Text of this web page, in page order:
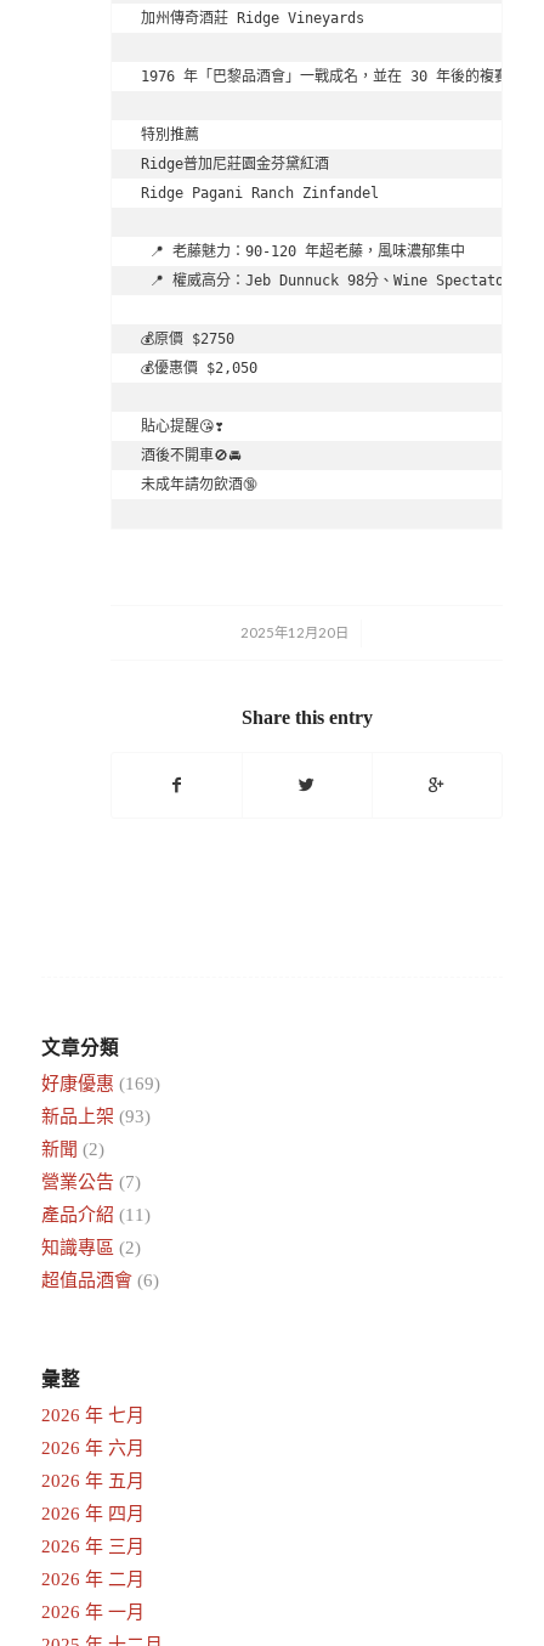
加州傳奇酒莊 Ridge Vineyards
1976 年「巴黎品酒會」一戰成名，並在 30 年後的複賽中
特別推薦
Ridge普加尼莊園金芬黛紅酒
Ridge Pagani Ranch Zinfandel
📍 老藤魅力：90-120 年超老藤，風味濃郁集中
📍 權威高分：Jeb Dunnuck 98分、Wine Spectator 95
💰原價 $2750
💰優惠價 $2,050
貼心提醒😘❣️
酒後不開車🚫🚘
未成年請勿飲酒🔞
2025年12月20日
/
Share this entry
文章分類
好康優惠 (169)
新品上架 (93)
新聞 (2)
營業公告(7)
產品介紹 (11)
知識專區 (2)
超值品酒會(6)
彙整
2026 年 七月
2026 年 六月
2026 年 五月
2026 年 四月
2026 年 三月
2026 年 二月
2026 年 一月